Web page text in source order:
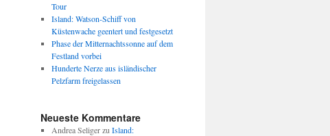
Tour
Island: Watson-Schiff von
Küstenwache geentert und festgesetzt
Phase der Mitternachtssonne auf dem
Festland vorbei
Hunderte Nerze aus isländischer
Pelzfarm freigelassen
Neueste Kommentare
Andrea Seligerzu Island: